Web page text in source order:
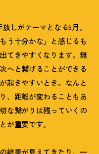
しがテーマとなる5月。
う十分かな」と感じるも
てきやすくなります。無
へと繋げることができる
起きやすいとき。なんと
、距離が変わることもあ
な繋がりは残っていくの
が重要です。
結果が見えてきたり、一